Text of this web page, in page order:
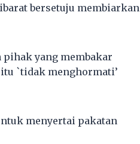
bersetuju membiarkan
yang membakar
`tidak menghormati’
menyertai pakatan